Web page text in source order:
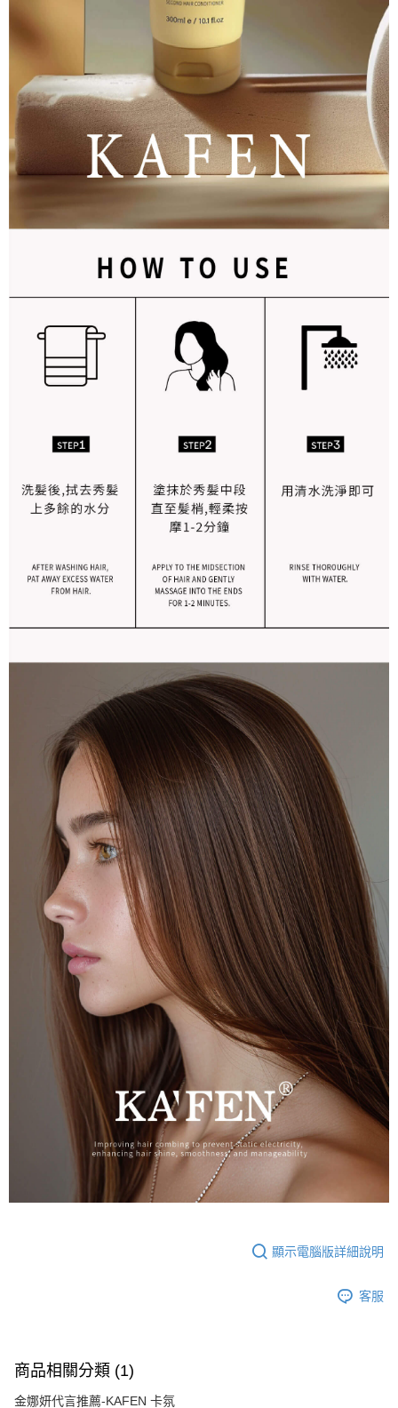
顯示電腦版詳細說明
客服
商品相關分類 (1)
金娜妍代言推薦-KAFEN 卡氛